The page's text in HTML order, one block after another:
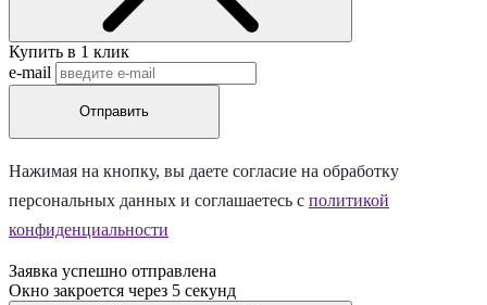
Купить в 1 клик
e-mail
Отправить
Нажимая на кнопку, вы даете согласие на обработку
персональных данных и соглашаетесь c политикой
конфиденциальности
Заявка успешно отправлена
Окно закроется через 5 секунд